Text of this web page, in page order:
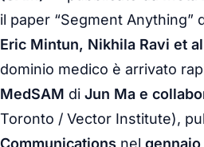
il paper “Segment Anything”
Eric Mintun, Nikhila Ravi et
dominio medico è arrivato
MedSAM di Jun Ma e
Toronto / Vector Institute),
Communications nel